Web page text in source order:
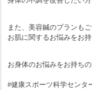
また、美容鍼のプランもご
お肌に関するお悩みをお
お身体のお悩みをお持ちの
#健康スポーツ科学センタ